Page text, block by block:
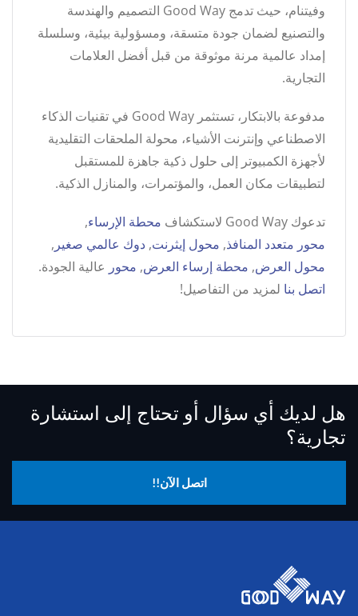
وفيتنام، حيث تدمج Good Way التصميم والهندسة
والتصنيع لضمان جودة متسقة، ومسؤولية بيئية، وسلسلة
إمداد عالمية مرنة موثوقة من قبل أفضل العلامات
التجارية.
مدفوعة بالابتكار، تستثمر Good Way في تقنيات الذكاء
الاصطناعي وإنترنت الأشياء، محولة الملحقات التقليدية
لأجهزة الكمبيوتر إلى حلول ذكية جاهزة للمستقبل
لتطبيقات مكان العمل، والمؤتمرات، والمنازل الذكية.
تدعوك Good Way لاستكشاف محطة الإرساء,
محور متعدد المنافذ, محول إيثرنت, دوك عالمي صغير ,
محول العرض, محطة إرساء العرض, محور عالية الجودة.
اتصل بنا لمزيد من التفاصيل!
هل لديك أي سؤال أو تحتاج إلى استشارة
تجارية؟
اتصل الآن!!